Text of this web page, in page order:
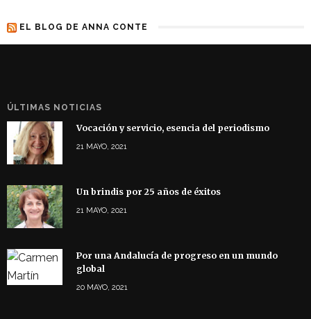
EL BLOG DE ANNA CONTE
ÚLTIMAS NOTICIAS
Vocación y servicio, esencia del periodismo
21 MAYO, 2021
Un brindis por 25 años de éxitos
21 MAYO, 2021
Por una Andalucía de progreso en un mundo
global
20 MAYO, 2021